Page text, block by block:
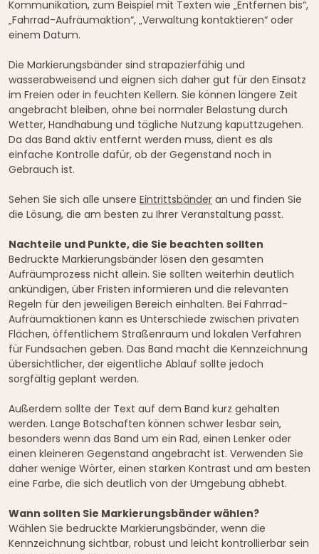
Kommunikation, zum Beispiel mit Texten wie „Entfernen bis“,
„Fahrrad-Aufräumaktion“, „Verwaltung kontaktieren“ oder
einem Datum.
Die Markierungsbänder sind strapazierfähig und
wasserabweisend und eignen sich daher gut für den Einsatz
im Freien oder in feuchten Kellern. Sie können längere Zeit
angebracht bleiben, ohne bei normaler Belastung durch
Wetter, Handhabung und tägliche Nutzung kaputtzugehen.
Da das Band aktiv entfernt werden muss, dient es als
einfache Kontrolle dafür, ob der Gegenstand noch in
Gebrauch ist.
Sehen Sie sich alle unsere Eintrittsbänder an und finden Sie
die Lösung, die am besten zu Ihrer Veranstaltung passt.
Nachteile und Punkte, die Sie beachten sollten
Bedruckte Markierungsbänder lösen den gesamten
Aufräumprozess nicht allein. Sie sollten weiterhin deutlich
ankündigen, über Fristen informieren und die relevanten
Regeln für den jeweiligen Bereich einhalten. Bei Fahrrad-
Aufräumaktionen kann es Unterschiede zwischen privaten
Flächen, öffentlichem Straßenraum und lokalen Verfahren
für Fundsachen geben. Das Band macht die Kennzeichnung
übersichtlicher, der eigentliche Ablauf sollte jedoch
sorgfältig geplant werden.
Außerdem sollte der Text auf dem Band kurz gehalten
werden. Lange Botschaften können schwer lesbar sein,
besonders wenn das Band um ein Rad, einen Lenker oder
einen kleineren Gegenstand angebracht ist. Verwenden Sie
daher wenige Wörter, einen starken Kontrast und am besten
eine Farbe, die sich deutlich von der Umgebung abhebt.
Wann sollten Sie Markierungsbänder wählen?
Wählen Sie bedruckte Markierungsbänder, wenn die
Kennzeichnung sichtbar, robust und leicht kontrollierbar sein